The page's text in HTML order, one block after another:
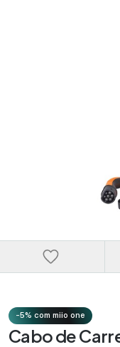
-5% com miio one
Cabo de